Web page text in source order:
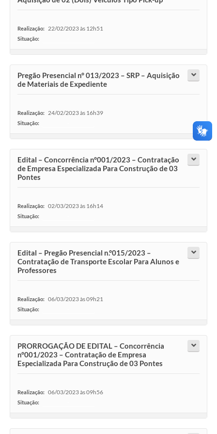
Realização: 22/02/2023 às 12h51
Situação:
Pregão Presencial n° 013/2023 – SRP – Aquisição
de Materiais de Expediente
Realização: 24/02/2023 às 16h39
Situação:
Edital – Concorrência n°001/2023 – Contratação
de Empresa Especializada Para Construção de 03
Pontes
Realização: 02/03/2023 às 16h14
Situação:
Edital – Pregão Presencial n.°015/2023 –
Contratação de Transporte Escolar Para Alunos e
Professores
Realização: 06/03/2023 às 09h21
Situação:
PRORROGAÇÃO DE EDITAL – Concorrência
n°001/2023 – Contratação de Empresa
Especializada Para Construção de 03 Pontes
Realização: 06/03/2023 às 09h56
Situação: